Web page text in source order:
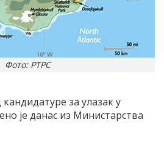
Фото: РТРС
за улазак у
је данас из Министарства